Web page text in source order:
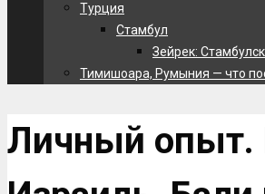
Турция
Стамбул
Зейрек:
Тимишоара, Румыния — что
Личный опыт.